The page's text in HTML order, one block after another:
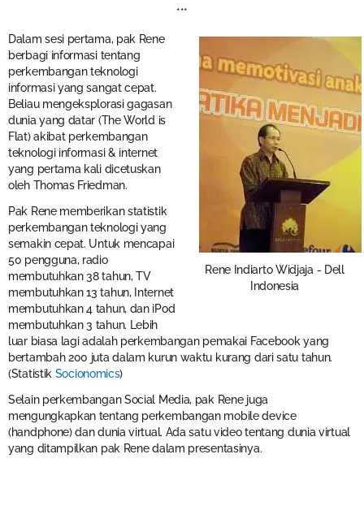
***
Rene Indiarto Widjaja - Dell
Indonesia
Dalam sesi pertama, pak Rene
berbagi informasi tentang
perkembangan teknologi
informasi yang sangat cepat.
Beliau mengeksplorasi gagasan
dunia yang datar (The World is
Flat) akibat perkembangan
teknologi informasi & internet
yang pertama kali dicetuskan
oleh Thomas Friedman.
Pak Rene memberikan statistik
perkembangan teknologi yang
semakin cepat. Untuk mencapai
50 pengguna, radio
membutuhkan 38 tahun, TV
membutuhkan 13 tahun, Internet
membutuhkan 4 tahun, dan iPod
membutuhkan 3 tahun. Lebih
luar biasa lagi adalah perkembangan pemakai Facebook yang
bertambah 200 juta dalam kurun waktu kurang dari satu tahun.
(Statistik Socionomics)
Selain perkembangan Social Media, pak Rene juga
mengungkapkan tentang perkembangan mobile device
(handphone) dan dunia virtual. Ada satu video tentang dunia virtual
yang ditampilkan pak Rene dalam presentasinya.